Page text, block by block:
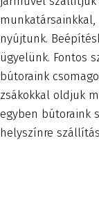
nyújtunk.
ügyelünk. Fontos
bútoraink
zsákokkal oldjuk
egyben bútoraink
helyszínre